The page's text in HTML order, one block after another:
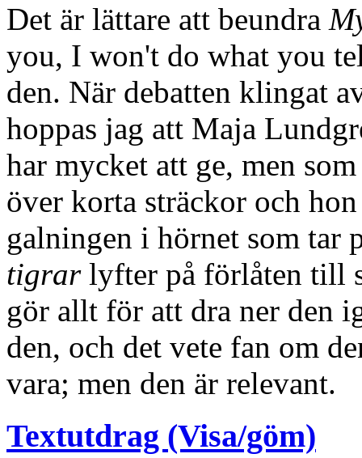
Det är lättare att beundra
you, I won't do what you
den. När debatten klingat
hoppas jag att Maja
har mycket att ge, men
över korta sträckor och
galningen i hörnet som tar
tigrarlyfter på förlåten till
gör allt för att dra ner den
den, och det vete fan om
vara; men den är relevant.
Textutdrag (Visa/göm)